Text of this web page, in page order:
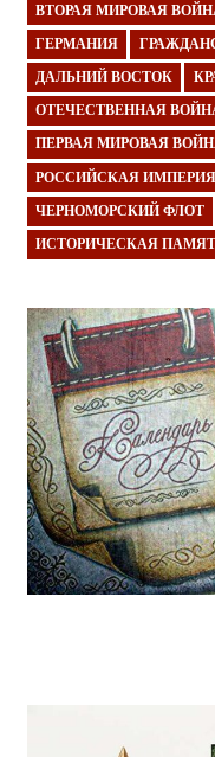
ВТОРАЯ МИРОВАЯ
ГЕРМАНИЯ
ДАЛЬНИЙ ВОСТОК
ОТЕЧЕСТВЕННАЯ
ПЕРВАЯ МИРОВАЯ
РОССИЙСКАЯ ИМПЕРИЯ
ЧЕРНОМОРСКИЙ ФЛОТ
ИСТОРИЧЕСКАЯ